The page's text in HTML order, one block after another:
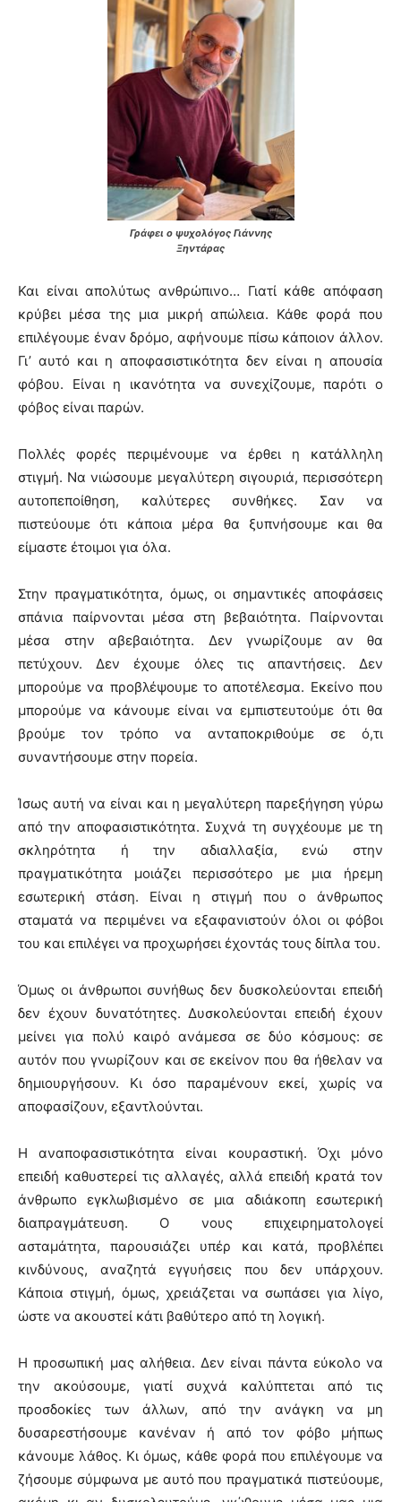
Γράφει ο ψυχολόγος Γιάννης
Ξηντάρας
Και είναι απολύτως ανθρώπινο… Γιατί κάθε απόφαση
κρύβει μέσα της μια μικρή απώλεια. Κάθε φορά που
επιλέγουμε έναν δρόμο, αφήνουμε πίσω κάποιον άλλον.
Γι’ αυτό και η αποφασιστικότητα δεν είναι η απουσία
φόβου. Είναι η ικανότητα να συνεχίζουμε, παρότι ο
φόβος είναι παρών.
Πολλές φορές περιμένουμε να έρθει η κατάλληλη
στιγμή. Να νιώσουμε μεγαλύτερη σιγουριά, περισσότερη
αυτοπεποίθηση, καλύτερες συνθήκες. Σαν να
πιστεύουμε ότι κάποια μέρα θα ξυπνήσουμε και θα
είμαστε έτοιμοι για όλα.
Στην πραγματικότητα, όμως, οι σημαντικές αποφάσεις
σπάνια παίρνονται μέσα στη βεβαιότητα. Παίρνονται
μέσα στην αβεβαιότητα. Δεν γνωρίζουμε αν θα
πετύχουν. Δεν έχουμε όλες τις απαντήσεις. Δεν
μπορούμε να προβλέψουμε το αποτέλεσμα. Εκείνο που
μπορούμε να κάνουμε είναι να εμπιστευτούμε ότι θα
βρούμε τον τρόπο να ανταποκριθούμε σε ό,τι
συναντήσουμε στην πορεία.
Ίσως αυτή να είναι και η μεγαλύτερη παρεξήγηση γύρω
από την αποφασιστικότητα. Συχνά τη συγχέουμε με τη
σκληρότητα ή την αδιαλλαξία, ενώ στην
πραγματικότητα μοιάζει περισσότερο με μια ήρεμη
εσωτερική στάση. Είναι η στιγμή που ο άνθρωπος
σταματά να περιμένει να εξαφανιστούν όλοι οι φόβοι
του και επιλέγει να προχωρήσει έχοντάς τους δίπλα του.
Όμως οι άνθρωποι συνήθως δεν δυσκολεύονται επειδή
δεν έχουν δυνατότητες. Δυσκολεύονται επειδή έχουν
μείνει για πολύ καιρό ανάμεσα σε δύο κόσμους: σε
αυτόν που γνωρίζουν και σε εκείνον που θα ήθελαν να
δημιουργήσουν. Κι όσο παραμένουν εκεί, χωρίς να
αποφασίζουν, εξαντλούνται.
Η αναποφασιστικότητα είναι κουραστική. Όχι μόνο
επειδή καθυστερεί τις αλλαγές, αλλά επειδή κρατά τον
άνθρωπο εγκλωβισμένο σε μια αδιάκοπη εσωτερική
διαπραγμάτευση. Ο νους επιχειρηματολογεί
ασταμάτητα, παρουσιάζει υπέρ και κατά, προβλέπει
κινδύνους, αναζητά εγγυήσεις που δεν υπάρχουν.
Κάποια στιγμή, όμως, χρειάζεται να σωπάσει για λίγο,
ώστε να ακουστεί κάτι βαθύτερο από τη λογική.
Η προσωπική μας αλήθεια. Δεν είναι πάντα εύκολο να
την ακούσουμε, γιατί συχνά καλύπτεται από τις
προσδοκίες των άλλων, από την ανάγκη να μη
δυσαρεστήσουμε κανέναν ή από τον φόβο μήπως
κάνουμε λάθος. Κι όμως, κάθε φορά που επιλέγουμε να
ζήσουμε σύμφωνα με αυτό που πραγματικά πιστεύουμε,